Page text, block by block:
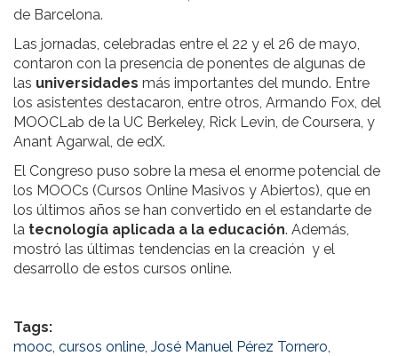
de Barcelona.
Las jornadas, celebradas entre el 22 y el 26 de mayo,
contaron con la presencia de ponentes de algunas de
las universidades más importantes del mundo. Entre
los asistentes destacaron, entre otros, Armando Fox, del
MOOCLab de la UC Berkeley, Rick Levin, de Coursera, y
Anant Agarwal, de edX.
El Congreso puso sobre la mesa el enorme potencial de
los MOOCs (Cursos Online Masivos y Abiertos), que en
los últimos años se han convertido en el estandarte de
la tecnología aplicada a la educación. Además,
mostró las últimas tendencias en la creación y el
desarrollo de estos cursos online.
Tags:
mooc cursos online José Manuel Pérez Tornero